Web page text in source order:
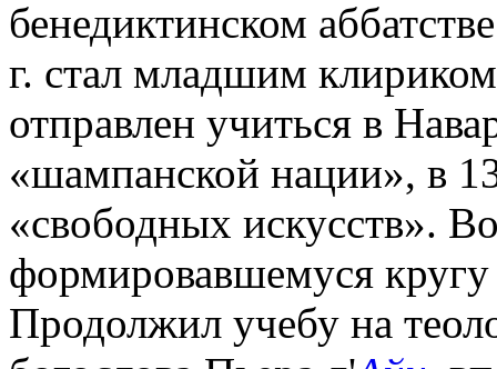
бенедиктинском
г. стал младшим
отправлен учиться в
«шампанской нации», в
«свободных искусств».
формировавшемуся
Продолжил учебу на